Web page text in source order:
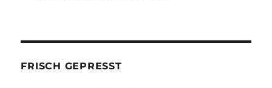
FRISCH GEPRESST